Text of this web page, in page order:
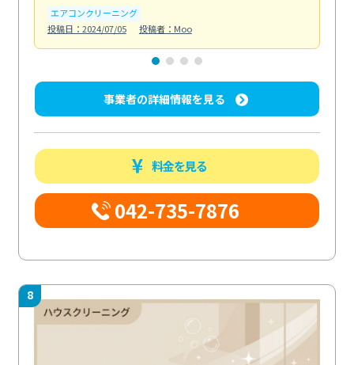
エアコンクリーニング
投稿日：2024/07/05
投稿者：Moo
事業者の詳細情報を見る
料金を見る
042-735-7876
8